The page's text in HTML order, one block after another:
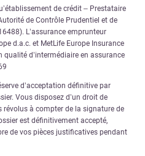
de crédit – Prestataire
de Contrôle Prudentiel et de
L’assurance emprunteur
d.a.c. et MetLife Europe Insurance
qualité d’intermédiaire en assurance
d’acceptation définitive par
Vous disposez d’un droit de
à compter de la signature de
est définitivement accepté,
de vos pièces justificatives pendant